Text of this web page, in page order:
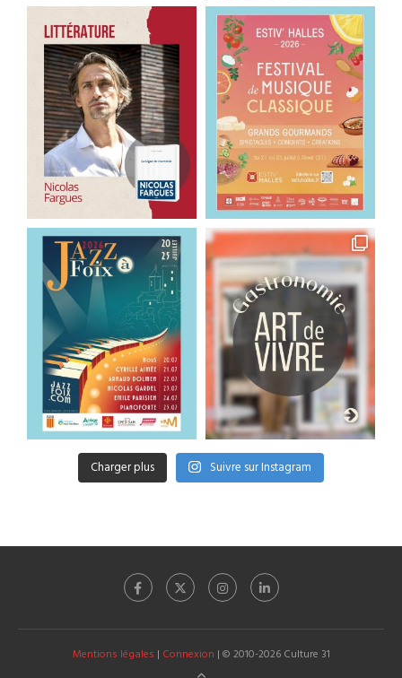
Charger plus Suivre sur Instagram
Mentions légales | Connexion | © 2010-2026 Culture 31